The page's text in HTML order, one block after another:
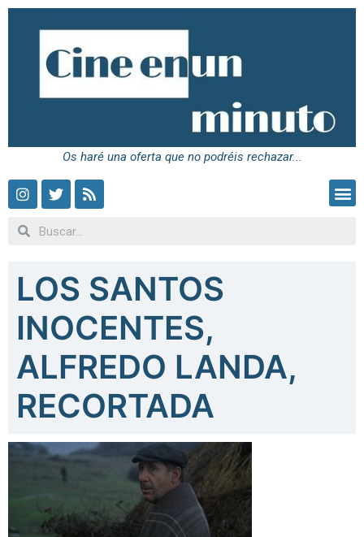
Os haré una oferta que no podréis rechazar...
LOS SANTOS
INOCENTES,
ALFREDO LANDA,
RECORTADA